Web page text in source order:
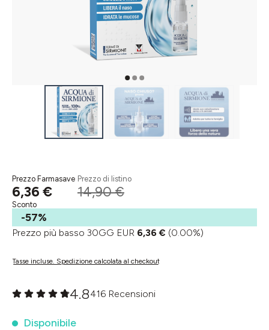
Prezzo Farmasave
6,36 €
Prezzo di listino
14,90 €
Sconto
-57%
Prezzo più basso 30GG EUR 6,36 € (0.00%)
Tasse incluse. Spedizione calcolata al checkout
4.8416 Recensioni
Disponibile